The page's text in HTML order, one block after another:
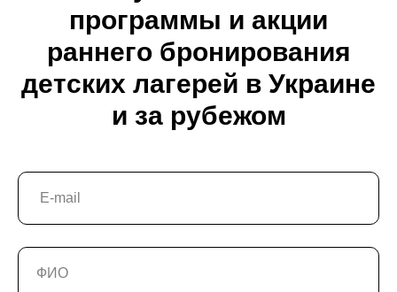
программы и акции
раннего бронирования
детских лагерей в Украине
и за рубежом